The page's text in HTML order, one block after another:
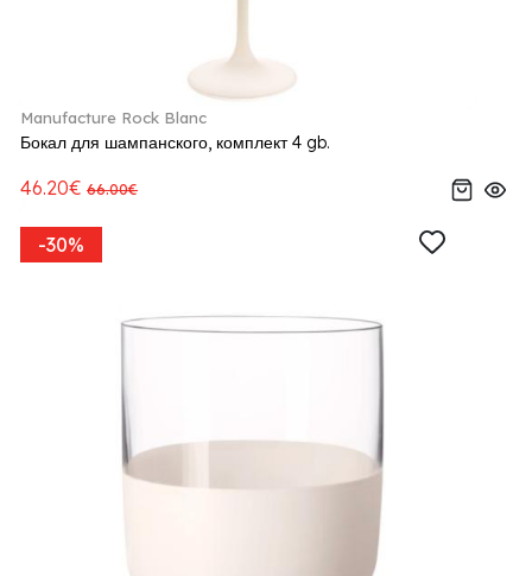
Manufacture Rock Blanc
Бокал для шампанского, комплект 4 gb.
46.20€ 66.00€
-30%